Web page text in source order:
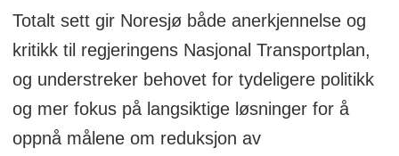
Totalt sett gir Noresjø både anerkjennelse og
kritikk til regjeringens Nasjonal Transportplan,
og understreker behovet for tydeligere politikk
og mer fokus på langsiktige løsninger for å
oppnå målene om reduksjon av